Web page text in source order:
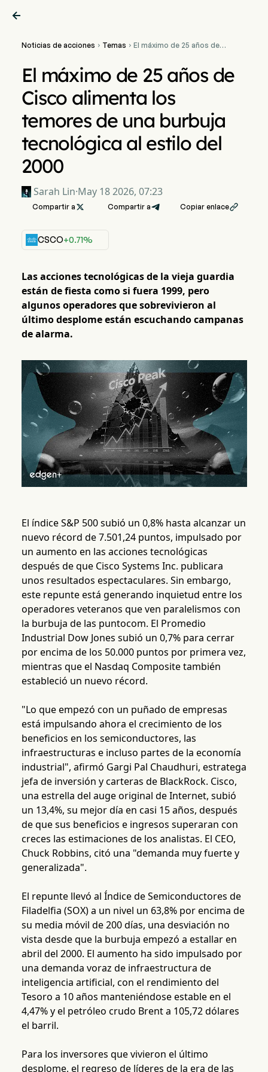

Noticias de acciones  Temas  El máximo de 25 años de
tecnológica al estilo del
2000
El máximo de 25 años de
Cisco alimenta los
temores de una burbuja
tecnológica al estilo del
2000
Sarah Lin·May 18 2026, 07:23
Compartir a  Compartir a Copiar enlace
CSCO+0.71%
Las acciones tecnológicas de la vieja guardia
están de fiesta como si fuera 1999, pero
algunos operadores que sobrevivieron al
último desplome están escuchando campanas
de alarma.
El índice S&P 500 subió un 0,8% hasta alcanzar un
nuevo récord de 7.501,24 puntos, impulsado por
un aumento en las acciones tecnológicas
después de que Cisco Systems Inc. publicara
unos resultados espectaculares. Sin embargo,
este repunte está generando inquietud entre los
operadores veteranos que ven paralelismos con
la burbuja de las puntocom. El Promedio
Industrial Dow Jones subió un 0,7% para cerrar
por encima de los 50.000 puntos por primera vez,
mientras que el Nasdaq Composite también
estableció un nuevo récord.
"Lo que empezó con un puñado de empresas
está impulsando ahora el crecimiento de los
beneficios en los semiconductores, las
infraestructuras e incluso partes de la economía
industrial", afirmó Gargi Pal Chaudhuri, estratega
jefa de inversión y carteras de BlackRock. Cisco,
una estrella del auge original de Internet, subió
un 13,4%, su mejor día en casi 15 años, después
de que sus beneficios e ingresos superaran con
creces las estimaciones de los analistas. El CEO,
Chuck Robbins, citó una "demanda muy fuerte y
generalizada".
El repunte llevó al Índice de Semiconductores de
Filadelfia (SOX) a un nivel un 63,8% por encima de
su media móvil de 200 días, una desviación no
vista desde que la burbuja empezó a estallar en
abril del 2000. El aumento ha sido impulsado por
una demanda voraz de infraestructura de
inteligencia artificial, con el rendimiento del
Tesoro a 10 años manteniéndose estable en el
4,47% y el petróleo crudo Brent a 105,72 dólares
el barril.
Para los inversores que vivieron el último
desplome, el regreso de líderes de la era de las